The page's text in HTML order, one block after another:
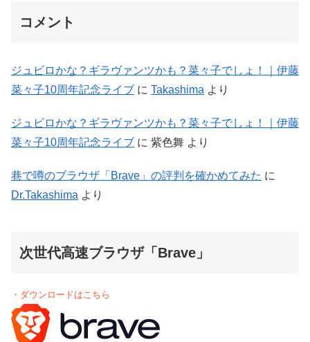
コメント
ジュビロかな？ギラヴァンツかも？菜々子でしょ！｜伊藤
菜々子10周年記念ライブ に Takashima より
ジュビロかな？ギラヴァンツかも？菜々子でしょ！｜伊藤
菜々子10周年記念ライブ に 紫色舞 より
巷で噂のブラウザ「Brave」の評判を確かめてみた に
Dr.Takashima より
次世代高速ブラウザ「Brave」
・ダウンロードはこちら